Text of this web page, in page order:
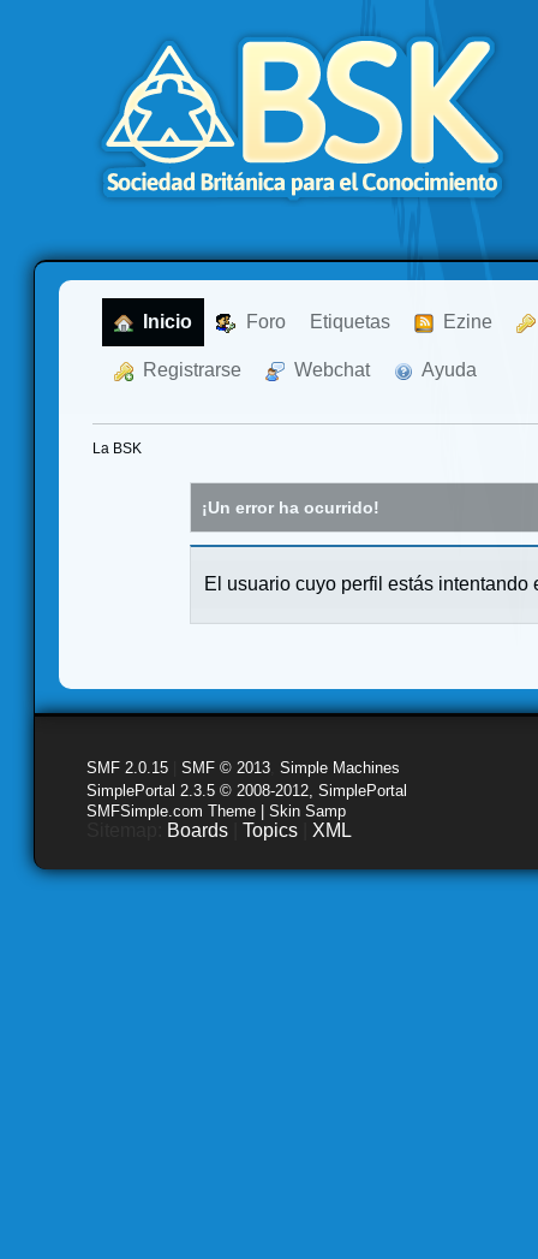
Inicio Foro Etiquetas Ezine
Registrarse Webchat Ayuda
La BSK
¡Un error ha ocurrido!
El usuario cuyo perfil estás intentando
SMF 2.0.15 SMF © 2013 Simple Machines
SimplePortal 2.3.5 © 2008-2012, SimplePortal
SMFSimple.com Theme | Skin Samp
Boards Topics XML